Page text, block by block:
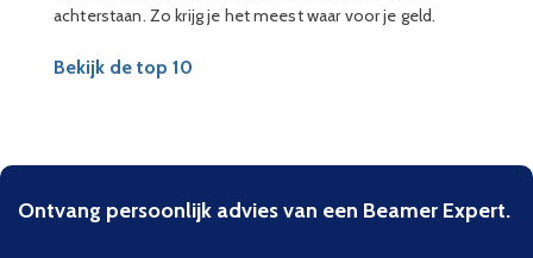
achterstaan. Zo krijg je het meest waar voor je geld.
Bekijk de top 10
Ontvang persoonlijk advies van een Beamer Expert.